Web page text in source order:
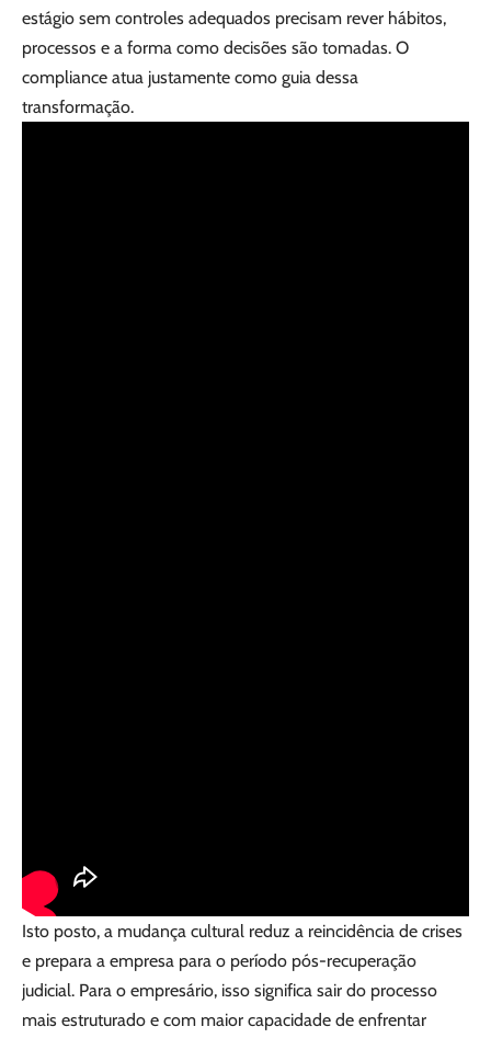
estágio sem controles adequados precisam rever hábitos,
processos e a forma como decisões são tomadas. O
compliance atua justamente como guia dessa
transformação.
Isto posto, a mudança cultural reduz a reincidência de crises
e prepara a empresa para o período pós-recuperação
judicial. Para o empresário, isso significa sair do processo
mais estruturado e com maior capacidade de enfrentar